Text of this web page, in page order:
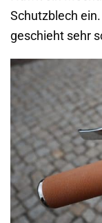
Schutzblech
geschieht sehr